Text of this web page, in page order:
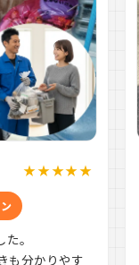
★★★★★
。
も分かりやす